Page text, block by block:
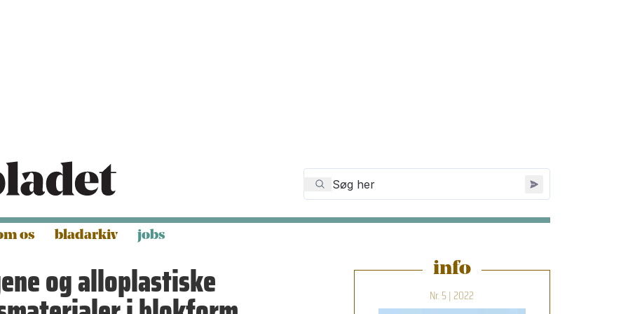
os bladarkiv jobs
og alloplastiske info
Nr. 5 | 2022